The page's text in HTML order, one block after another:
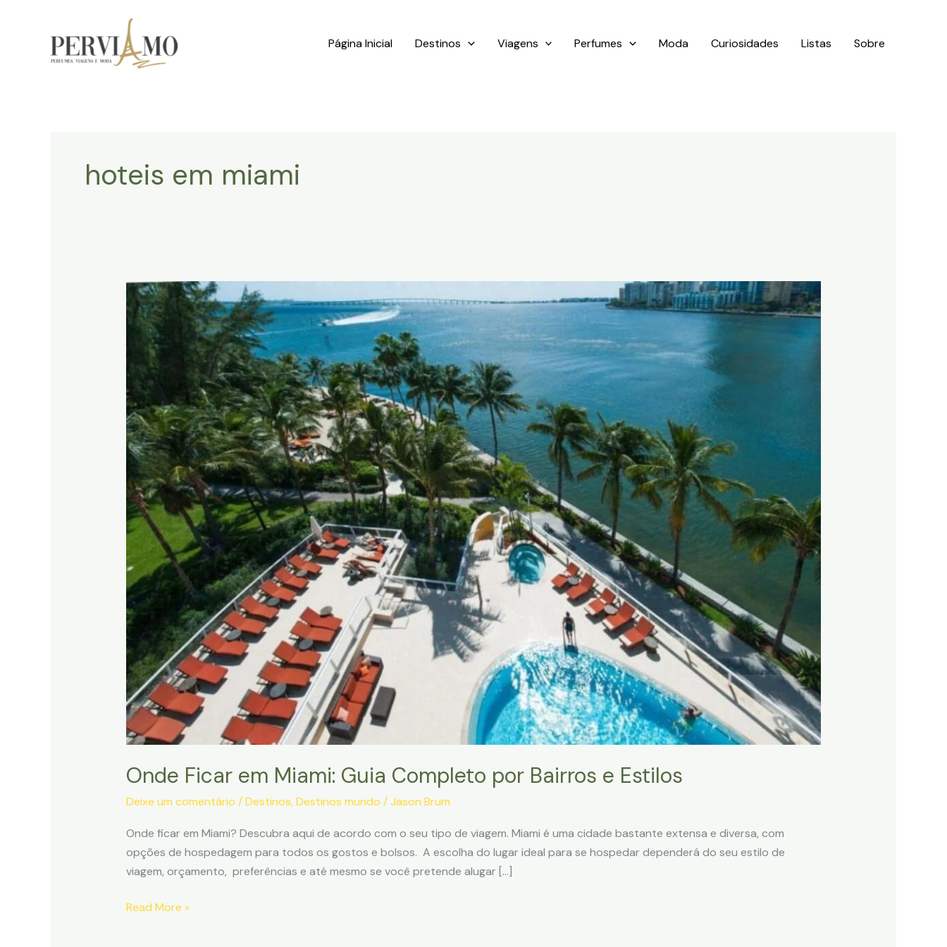
Página Inicial Destinos Viagens Perfumes Moda Curiosidades Listas Sobre
hoteis em miami
Onde Ficar em Miami: Guia Completo por Bairros e Estilos
Deixe um comentário /Destinos,Destinos mundo /Jason Brum
Onde ficar em Miami? Descubra aqui de acordo com o seu tipo de viagem. Miami é uma cidade bastante extensa e diversa, com
opções de hospedagem para todos os gostos e bolsos. A escolha do lugar ideal para se hospedar dependerá do seu estilo de
viagem, orçamento, preferências e até mesmo se você pretende alugar […]
Onde
Read More »